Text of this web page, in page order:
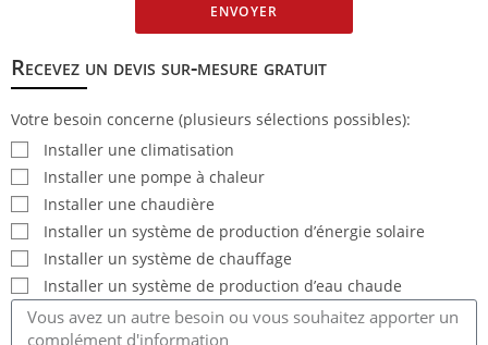
ENVOYER
Recevez un devis sur-mesure gratuit
Votre besoin concerne (plusieurs sélections possibles):
Installer une climatisation
Installer une pompe à chaleur
Installer une chaudière
Installer un système de production d’énergie solaire
Installer un système de chauffage
Installer un système de production d’eau chaude